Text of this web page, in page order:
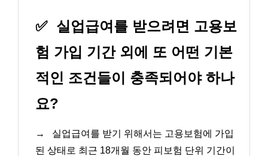
✅ 실업급여를 받으려면 고용보
험 가입 기간 외에 또 어떤 기본
적인 조건들이 충족되어야 하나
요?
→
실업급여를 받기 위해서는 고용보험에 가입
된 상태로 최근 18개월 동안 피보험 단위 기간이